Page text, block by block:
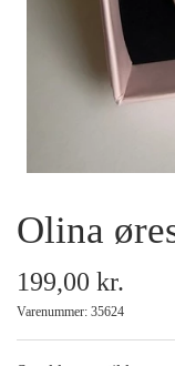
Olina
199,00 kr.
Varenummer: 35624